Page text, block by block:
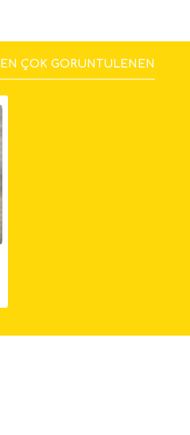
EN ÇOK GÖRÜNTÜLENEN